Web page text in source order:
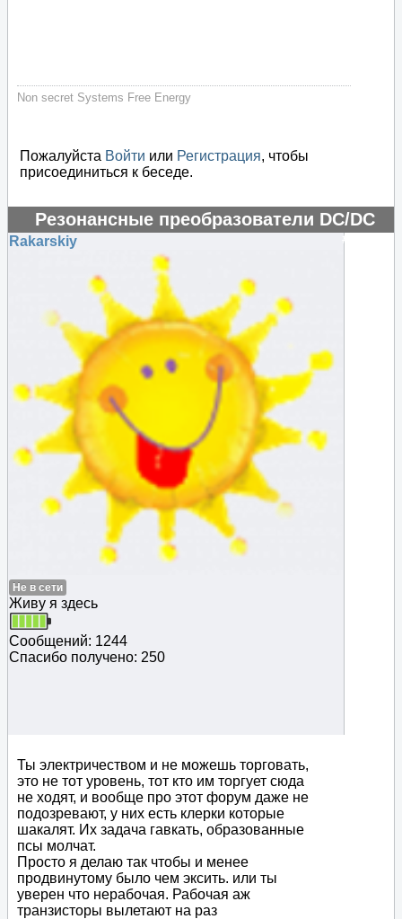
Non secret Systems Free Energy
Пожалуйста Войти или Регистрация, чтобы
присоединиться к беседе.
Резонансные преобразователи DC/DC
#48463
Rakarskiy
Не в сети
Живу я здесь
Сообщений: 1244
Спасибо получено: 250
Ты электричеством и не можешь торговать,
это не тот уровень, тот кто им торгует сюда
не ходят, и вообще про этот форум даже не
подозревают, у них есть клерки которые
шакалят. Их задача гавкать, образованные
псы молчат.
Просто я делаю так чтобы и менее
продвинутому было чем эксить. или ты
уверен что нерабочая. Рабочая аж
транзисторы вылетают на раз